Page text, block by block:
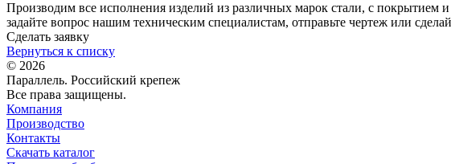
Производим все исполнения изделий из различных марок стали, с
задайте вопрос нашим техническим специалистам, отправьте чертеж или
Сделать заявку
Вернуться к списку
© 2026
Параллель. Российский крепеж
Все права защищены.
Компания
Производство
Контакты
Скачать каталог